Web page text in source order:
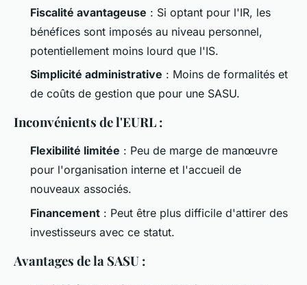
Fiscalité avantageuse : Si optant pour l'IR, les
bénéfices sont imposés au niveau personnel,
potentiellement moins lourd que l'IS.
Simplicité administrative : Moins de formalités et
de coûts de gestion que pour une SASU.
Inconvénients de l'EURL :
Flexibilité limitée : Peu de marge de manœuvre
pour l'organisation interne et l'accueil de
nouveaux associés.
Financement : Peut être plus difficile d'attirer des
investisseurs avec ce statut.
Avantages de la SASU :